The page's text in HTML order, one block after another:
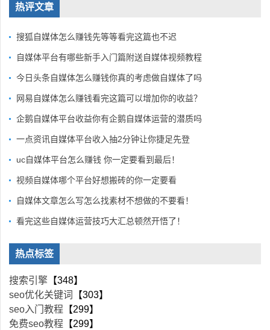
热评文章
搜狐自媒体怎么赚钱先等等看完这篇也不迟
自媒体平台有哪些新手入门篇附送自媒体视频教程
今日头条自媒体怎么赚钱你真的考虑做自媒体了吗
网易自媒体怎么赚钱看完这篇可以增加你的收益？
企鹅自媒体平台收益你有企鹅自媒体运营的潜质吗
一点资讯自媒体平台收入抽2分钟让你捷足先登
uc自媒体平台怎么赚钱 你一定要看到最后！
视频自媒体哪个平台好想搬砖的你一定要看
自媒体文章怎么写怎么找素材不想做的不要看！
看完这些自媒体运营技巧大汇总顿然开悟了！
热点标签
搜索引擎 【348】
seo优化关键词
【303】
seo入门教程 【299】
免费seo教程 【299】